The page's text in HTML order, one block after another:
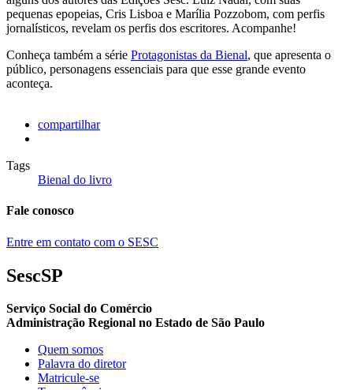
pequenas epopeias, Cris Lisboa e Marília Pozzobom, com perfis
jornalísticos, revelam os perfis dos escritores. Acompanhe!
Conheça também a série Protagonistas da Bienal, que apresenta o
público, personagens essenciais para que esse grande evento
aconteça.
compartilhar
Tags
Bienal do livro
Fale conosco
Entre em contato com o SESC
SescSP
Serviço Social do Comércio
Administração Regional no Estado de São Paulo
Quem somos
Palavra do diretor
Matricule-se